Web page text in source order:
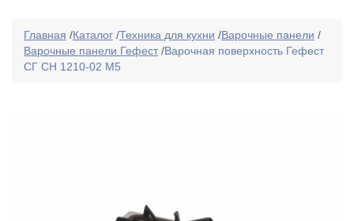
Главная /Каталог /Техника для кухни /Варочные панели /
Варочные панели Гефест /Варочная поверхность Гефест
СГ СН 1210-02 М5